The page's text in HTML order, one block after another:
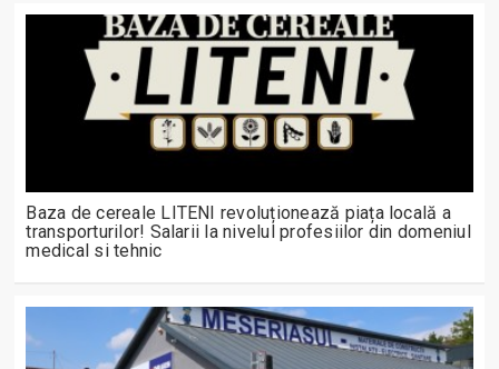
Baza de cereale LITENI revoluționează piața locală a
transporturilor! Salarii la nivelul profesiilor din domeniul
medical si tehnic